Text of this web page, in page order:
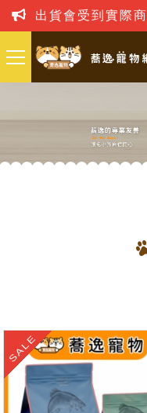
出貨會受到實際